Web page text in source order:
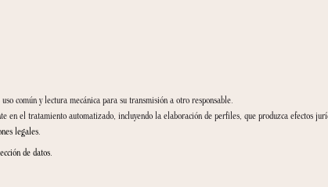
cumplir con la finalidad de su recogida (por ejemplo, mientras dure la
será de un año desde la recepción del mismo.
a terceros. Sin embargo, nunca se venderán los datos a terceros.
dicha información para fines propios o para cesión a terceros.